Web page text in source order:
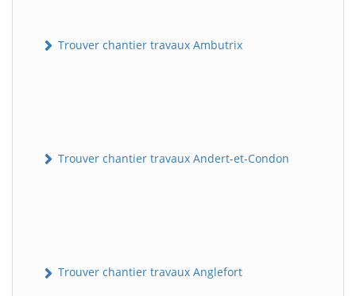
Trouver chantier travaux Ambutrix
Trouver chantier travaux Andert-et-Condon
Trouver chantier travaux Anglefort